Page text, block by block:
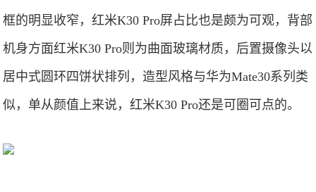
框的明显收窄，红米K30 Pro屏占比也是颇为可观，背部
机身方面红米K30 Pro则为曲面玻璃材质，后置摄像头以
居中式圆环四饼状排列，造型风格与华为Mate30系列类
似，单从颜值上来说，红米K30 Pro还是可圈可点的。